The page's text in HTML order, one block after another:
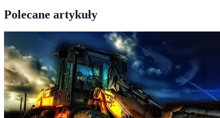
Polecane artykuły